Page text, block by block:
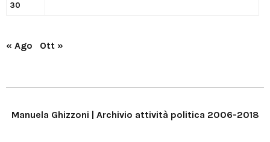
30
« Ago Ott »
Manuela Ghizzoni | Archivio attività politica 2006-2018